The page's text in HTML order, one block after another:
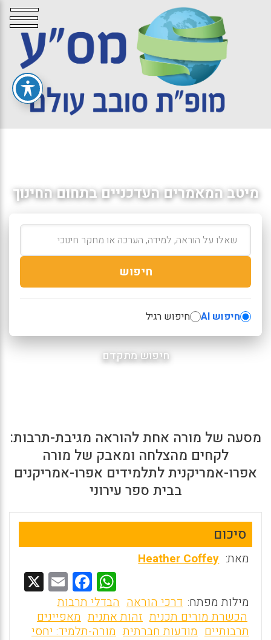
מיטב המאמרים העדכניים בתחום החינוך
חיפוש
חיפוש AI חיפוש רגיל
חיפוש מתקדם
מסעה של מורה אחת להוראה מגיבת-תרבות:
לקחים מהצלחה ומאבק של מורה
אפרו-אמריקנית לתלמידים אפרו-אמריקנים
בבית ספר עירוני
סיכום
מאת: Heather Coffey
W
h
at
F
a
ce
E
m
ai
מילות מפתח: דרכי הוראה הבדלי תרבות
הכשרת מורים תכנית זהות אתנית מאפיינים
תרבותיים מודעות חברתית מורה-תלמיד: יחסי